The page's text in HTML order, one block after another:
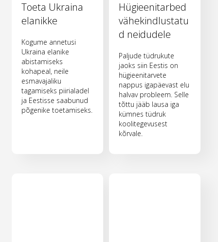
Toeta Ukraina
elanikke
Kogume annetusi
Ukraina elanike
abistamiseks
kohapeal, neile
esmavajaliku
tagamiseks piirialadel
ja Eestisse saabunud
põgenike toetamiseks.
Hügieenitarbed
vähekindlustatu
d neidudele
Paljude tüdrukute
jaoks siin Eestis on
hügieenitarvete
nappus igapäevast elu
halvav probleem. Selle
tõttu jääb lausa iga
kümnes tüdruk
koolitegevusest
kõrvale.